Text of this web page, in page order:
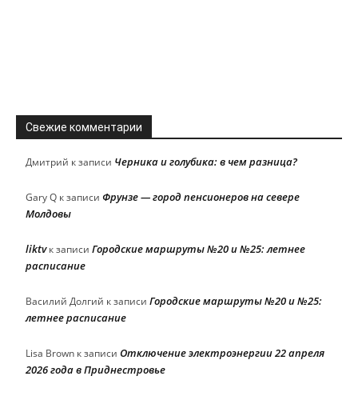
Свежие комментарии
Дмитрий к записи Черника и голубика: в чем разница?
Gary Q к записи Фрунзе — город пенсионеров на севере
Молдовы
liktvк записи Городские маршруты №20 и №25: летнее
расписание
Василий Долгий к записи Городские маршруты №20 и №25:
летнее расписание
Lisa Brown к записи Отключение электроэнергии 22 апреля
2026 года в Приднестровье